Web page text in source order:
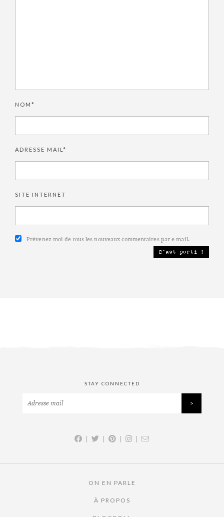
NOM*
ADRESSE MAIL*
SITE INTERNET
Prévenez-moi de tous les nouveaux commentaires par e-mail.
STAY CONNECTED
| | | |
ON EN PARLE
À PROPOS